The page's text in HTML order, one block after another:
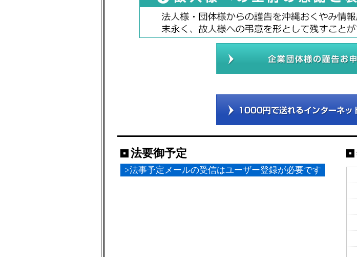
法要御予定
>法事予定メールの受信はユーザー登録が必要です